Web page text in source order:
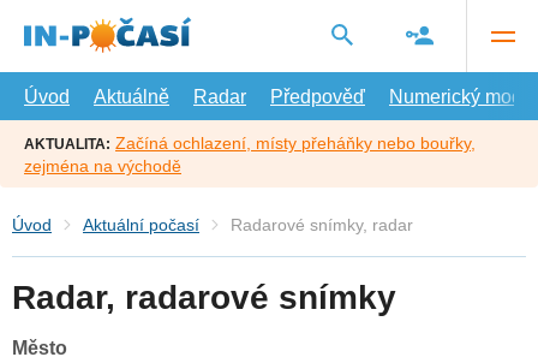
hlavní
Úvod
Aktuálně Radar Předpověď Numerický model
AKTUALITA: Začíná ochlazení, místy přeháňky nebo bouřky,
zejména na východě
Úvod Aktuální počasí Radarové snímky, radar
Radar, radarové snímky
Město